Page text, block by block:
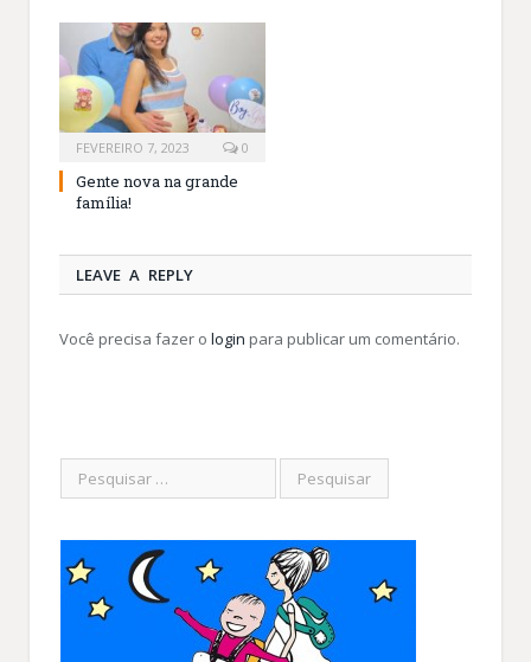
FEVEREIRO 7, 2023 0
Gente nova na grande
família!
LEAVE A REPLY
Você precisa fazer o login para publicar um comentário.